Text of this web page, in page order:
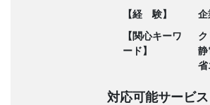
【経 験】
企
【関心キーワ
ード】
静
省
対応可能サービス